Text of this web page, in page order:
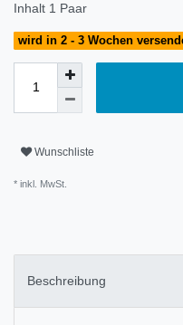
Inhalt 1 Paar
wird in 2 - 3 Wochen
Wunschliste
* inkl. MwSt.
Beschreibung